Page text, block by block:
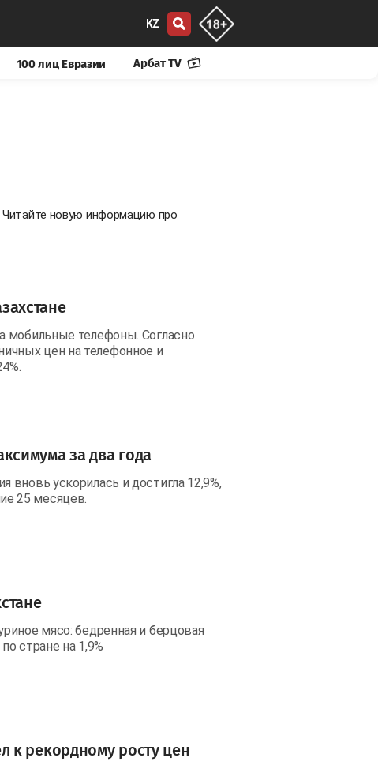
KZ
100 лиц Евразии Арбат TV
Читайте новую информацию про
мобильные телефоны. Согласно
цен на телефонное и
за два года
вновь ускорилась и достигла 12,9%,
25 месяцев.
мясо: бедренная и берцовая
стране на 1,9%
к рекордному росту цен